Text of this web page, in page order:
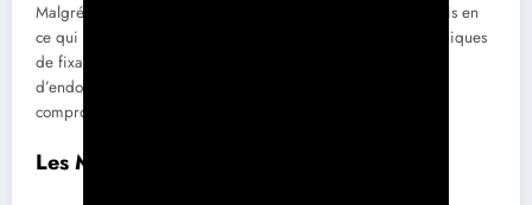
Malgré ses nombreux atouts, le zinc n’est pas exempt de défis en
ce qui concerne l’installation de panneaux solaires. Les techniques
de fixation doivent être soigneusement choisies pour éviter
d’endommager le toit. Une installation mal réalisée pourrait
compromettre l’étanchéité et entraîner des fuites d’eau.
Les Méthodes de Fixation